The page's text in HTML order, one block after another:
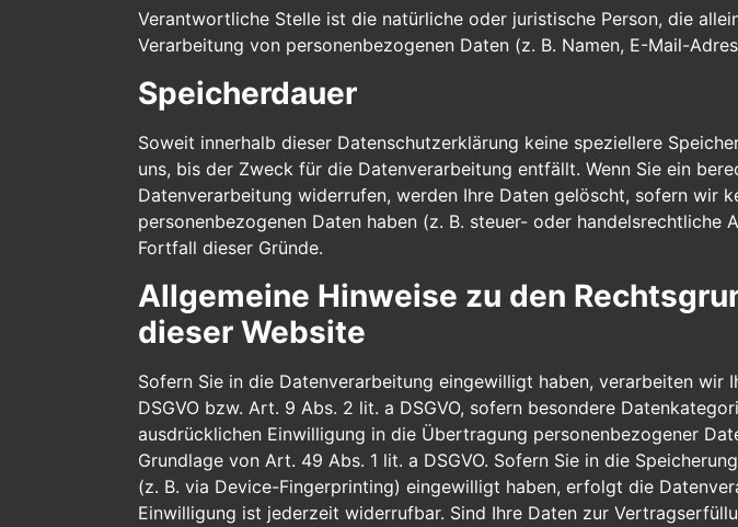
Verantwortliche Stelle ist die natürliche oder juristische Person, die
Verarbeitung von personenbezogenen Daten (z. B. Namen, E-Mail-
Speicherdauer
Soweit innerhalb dieser Datenschutzerklärung keine speziellere
uns, bis der Zweck für die Datenverarbeitung entfällt. Wenn Sie ein
Datenverarbeitung widerrufen, werden Ihre Daten gelöscht, sofern wir
personenbezogenen Daten haben (z. B. steuer- oder
Fortfall dieser Gründe.
Allgemeine Hinweise zu den
dieser Website
Sofern Sie in die Datenverarbeitung eingewilligt haben, verarbeiten
DSGVO bzw. Art. 9 Abs. 2 lit. a DSGVO, sofern besondere
ausdrücklichen Einwilligung in die Übertragung personenbezogener
Grundlage von Art. 49 Abs. 1 lit. a DSGVO. Sofern Sie in die
(z. B. via Device-Fingerprinting) eingewilligt haben, erfolgt die
Einwilligung ist jederzeit widerrufbar. Sind Ihre Daten zur